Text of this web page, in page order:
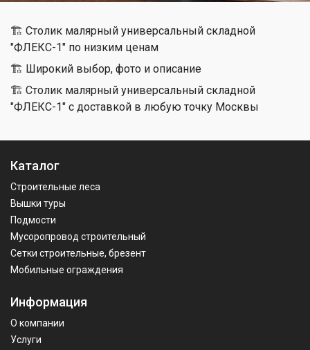
🏗 Столик малярный универсальный складной
"ФЛЕКС-1" по низким ценам
🏗 Широкий выбор, фото и описание
🏗 Столик малярный универсальный складной
"ФЛЕКС-1" с доставкой в любую точку Москвы
Каталог
Строительные леса
Вышки туры
Подмости
Мусоропровод строительный
Сетки строительные, брезент
Мобильные ограждения
Информация
О компании
Услуги